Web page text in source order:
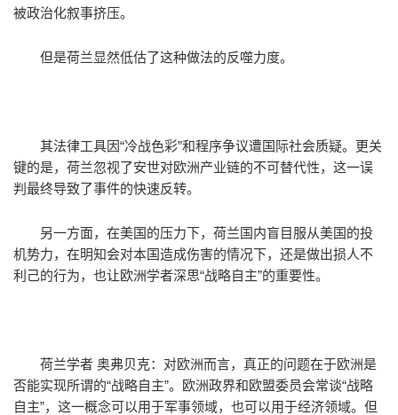
被政治化叙事挤压。
但是荷兰显然低估了这种做法的反噬力度。
其法律工具因“冷战色彩”和程序争议遭国际社会质疑。更关
键的是，荷兰忽视了安世对欧洲产业链的不可替代性，这一误
判最终导致了事件的快速反转。
另一方面，在美国的压力下，荷兰国内盲目服从美国的投
机势力，在明知会对本国造成伤害的情况下，还是做出损人不
利己的行为，也让欧洲学者深思“战略自主”的重要性。
荷兰学者 奥弗贝克：对欧洲而言，真正的问题在于欧洲是
否能实现所谓的“战略自主”。欧洲政界和欧盟委员会常谈“战略
自主”，这一概念可以用于军事领域，也可以用于经济领域。但